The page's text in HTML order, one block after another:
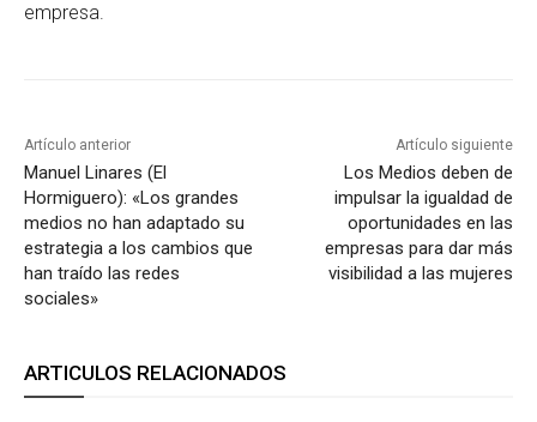
empresa.
Artículo anterior
Manuel Linares (El
Hormiguero): «Los grandes
medios no han adaptado su
estrategia a los cambios que
han traído las redes
sociales»
Artículo siguiente
Los Medios deben de
impulsar la igualdad de
oportunidades en las
empresas para dar más
visibilidad a las mujeres
ARTICULOS RELACIONADOS